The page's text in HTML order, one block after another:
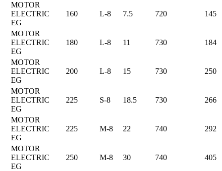
MOTOR
ELECTRIC
EG
160 L-8 7.5 720 145
MOTOR
ELECTRIC
EG
180 L-8 11 730 184
MOTOR
ELECTRIC
EG
200 L-8 15 730 250
MOTOR
ELECTRIC
EG
225 S-8 18.5 730 266
MOTOR
ELECTRIC
EG
225 M-8 22 740 292
MOTOR
ELECTRIC
EG
250 M-8 30 740 405